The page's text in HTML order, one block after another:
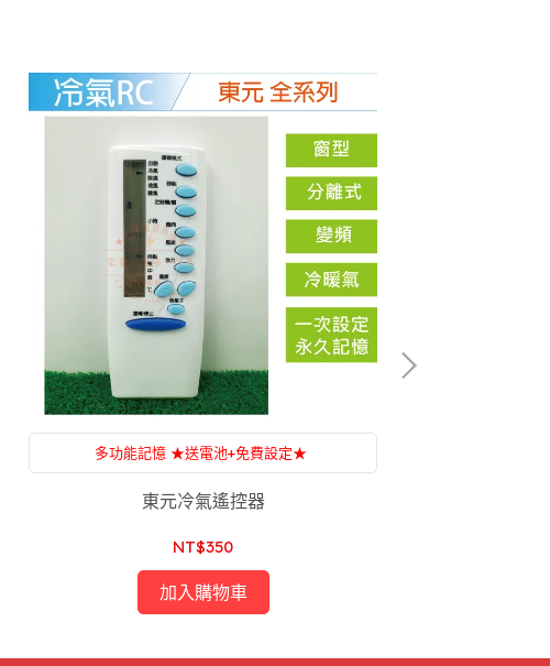
多功能記憶 ★送電池+免費設定★
附設：家電維修，一條龍服務，售後服務沒煩惱
東元冷氣遙控器
NT$350
加入購物車